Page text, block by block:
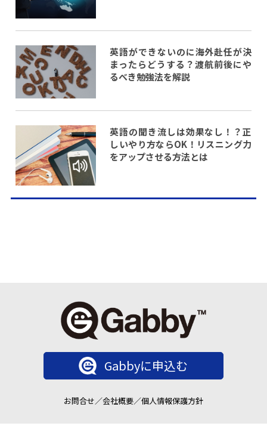
英語ができないのに海外赴任が決
まったらどうする？渡航前後にや
るべき勉強法を解説
英語の聞き流しは効果なし！？正
しいやり方ならOK！リスニング力
をアップさせる方法とは
Gabbyに申込む
お問合せ／会社概要／個人情報保護方針